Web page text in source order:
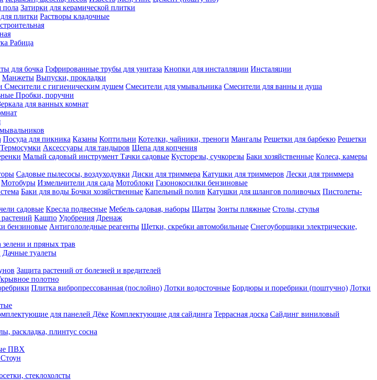
пола Затирки для керамической плитки
плитки Растворы кладочные
Рабица
для бочка Гофрированные трубы для унитаза Кнопки для инсталляции Инсталяции
Манжеты Выпуски, прокладки
Смесители с гигиеническим душем Смесители для умывальника Смесители для ванны и душа
Пробки, поручни
для ванных комнат
Посуда для пикника Казаны Коптильни Котелки, чайники, треноги Мангалы Решетки для барбекю Решетки
Термосумки Аксессуары для тандыров Щепа для копчения
Малый садовый инструмент Тачки садовые Кусторезы, сучкорезы Баки хозяйственные Колеса, камеры
Садовые пылесосы, воздуходувки Диски для триммера Катушки для триммеров Лески для триммера
Мотобуры Измельчители для сада Мотоблоки Газонокосилки бензиновые
Баки для воды Бочки хозяйственные Капельный полив Катушки для шлангов поливочых Пистолеты-
садовые Кресла подвесные Мебель садовая, наборы Шатры Зонты пляжные Столы, стулья
Кашпо Удобрения Дренаж
бензиновые Антигололедные реагенты Щетки, скребки автомобильные Снегоуборщики электрические,
зелени и пряных трав
Дачные туалеты
Защита растений от болезней и вредителей
полотно
Плитка вибропрессованная (послойно) Лотки водосточные Бордюры и поребрики (поштучно) Лотки
для панелей Дёке Комплектующие для сайдинга Террасная доска Сайдинг виниловый
раскладка, плинтус сосна
ПВХ
стеклохолсты